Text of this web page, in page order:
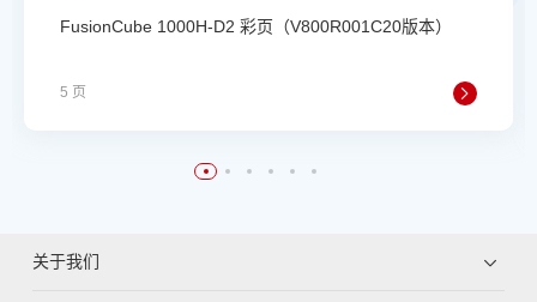
FusionCube 1000H-D2 彩页（V800R001C20版本）
5 页
关于我们